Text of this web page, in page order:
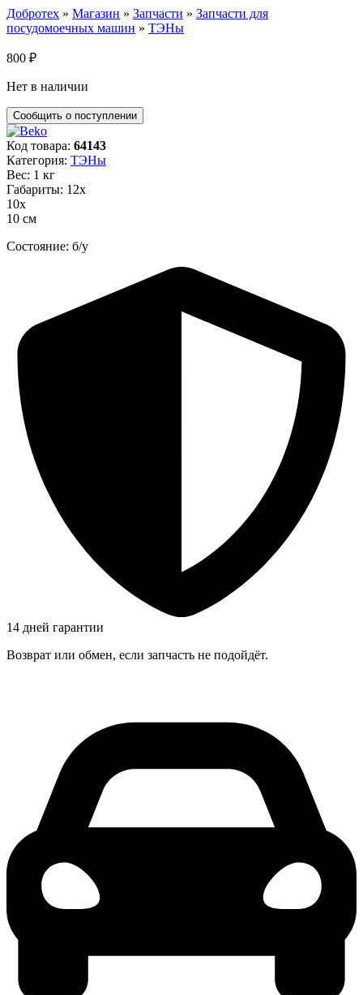
Добротех » Магазин » Запчасти » Запчасти для
посудомоечных машин » ТЭНы
800 ₽
Нет в наличии
Код товара: 64143
Категория: ТЭНы
Вес: 1 кг
Габариты: 12х
10х
10 см
Состояние: б/у
14 дней гарантии
Возврат или обмен, если запчасть не подойдёт.